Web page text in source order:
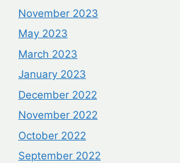
November 2023
May 2023
March 2023
January 2023
December 2022
November 2022
October 2022
September 2022